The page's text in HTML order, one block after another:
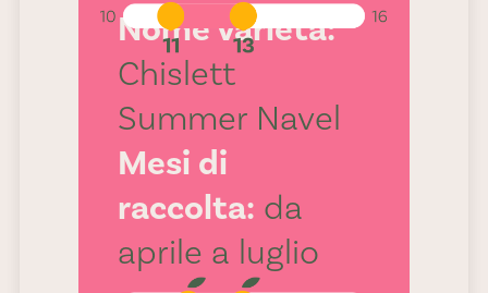
Acidità:
0,8 - 1,3
Nome varietà:
Chislett
Summer Navel
Mesi di
raccolta: da
aprile a luglio